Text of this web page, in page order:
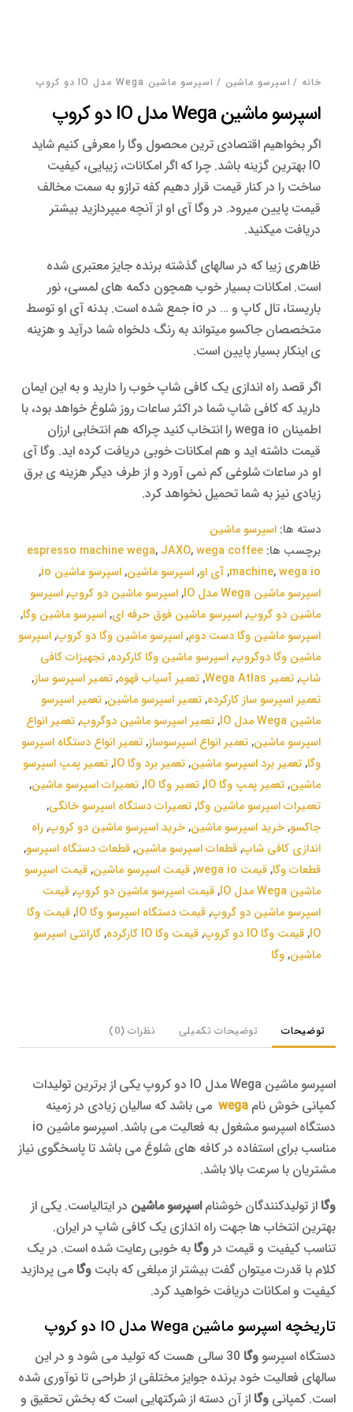
خانه / اسپرسو‌ ماشین / اسپرسو ماشین Wega مدل IO دو کروپ
اسپرسو ماشین Wega مدل IO دو کروپ
اگر بخواهیم اقتصادی ترین محصول وگا را معرفی کنیم شاید
IO بهترین گزینه باشد. چرا که اگر امکانات، زیبایی، کیفیت
ساخت را در کنار قیمت قرار دهیم کفه ترازو به سمت مخالف
قیمت پایین میرود. در وگا آی او از آنچه میپردازید بیشتر
دریافت میکنید.
ظاهری زیبا که در سالهای گذشته برنده جایز معتبری شده
است. امکانات بسیار خوب همچون دکمه های لمسی، نور
باریستا، تال کاپ و … در io جمع شده است. بدنه آی او توسط
متخصصان جاکسو میتواند به رنگ دلخواه شما درآید و هزینه
ی اینکار بسیار پایین است.
اگر قصد راه اندازی یک کافی شاپ خوب را دارید و به این ایمان
دارید که کافی شاپ شما در اکثر ساعات روز شلوغ خواهد بود، با
اطمینان wega io را انتخاب کنید چراکه هم انتخابی ارزان
قیمت داشته اید و هم امکانات خوبی دریافت کرده اید. وگا آی
او در ساعات شلوغی کم نمی آورد و از طرف دیگر هزینه ی برق
زیادی نیز به شما تحمیل نخواهد کرد.
دسته ها: اسپرسو‌ ماشین
برچسب ها:
espresso machine wega, JAXO,wega coffee
machine,wega io
, آی او, اسپرسو ماشین, اسپرسو ماشین io
,
اسپرسو ماشین Wega مدل IO
, اسپرسو ماشین دو کروپ, اسپرسو
ماشین دو گروپ, اسپرسو ماشین فوق حرفه ای, اسپرسو ماشین وگا,
اسپرسو ماشین وگا دست دوم, اسپرسو ماشین وگا دو کروپ, اسپرسو
ماشین وگا دوگروپ, اسپرسو ماشین وگا کارکرده, تجهیزات کافی
شاپ, تعمیر Wega Atlas , تعمیر آسیاب قهوه, تعمیر اسپرسو ساز,
تعمیر اسپرسو ساز کارکرده, تعمیر اسپرسو ماشین, تعمیر اسپرسو
ماشین Wega مدل IO
, تعمیر اسپرسو ماشین دوگروپ, تعمیر انواع
اسپرسو ماشین, تعمیر انواع اسپرسوساز, تعمیر انواع دستگاه اسپرسو
وگا, تعمیر برد اسپرسو ماشین, تعمیر برد وگا IO , تعمیر پمپ اسپرسو
ماشین, تعمیر پمپ وگا IO , تعمیر وگا IO , تعمیرات اسپرسو ماشین,
تعمیرات اسپرسو ماشین وگا, تعمیرات دستگاه اسپرسو خانگی,
جاکسو, خرید اسپرسو ماشین, خرید اسپرسو ماشین دو کروپ, راه
اندازی کافی شاپ, قطعات اسپرسو ماشین, قطعات دستگاه اسپرسو,
قطعات وگا, قیمت wega io , قیمت اسپرسو ماشین, قیمت اسپرسو
ماشین Wega مدل IO
, قیمت اسپرسو ماشین دو کروپ, قیمت
اسپرسو ماشین دو گروپ, قیمت دستگاه اسپرسو وگا IO , قیمت وگا
IO
, قیمت وگا IO دو کروپ , قیمت وگا IO کارکرده , گارانتی اسپرسو
ماشین, وگا
توضیحات توضیحات تکمیلی نظرات (0)
اسپرسو ماشین Wega مدل IO دو کروپ یکی از برترین تولیدات
کمپانی خوش نامwega می باشد که سالیان زیادی در زمینه
دستگاه اسپرسو مشغول به فعالیت می باشد. اسپرسو ماشین io
مناسب برای استفاده در کافه های شلوغ می باشد تا پاسخگوی نیاز
مشتریان با سرعت بالا باشد.
وگا از تولیدکنندگان خوشناماسپرسو ماشین در ایتالیاست. یکی از
بهترین انتخاب ها جهت راه اندازی یک کافی شاپ در ایران.
تناسب کیفیت و قیمت دروگا به خوبی رعایت شده است. در یک
کلام با قدرت میتوان گفت بیشتر از مبلغی که بابتوگا می پردازید
کیفیت و امکانات دریافت خواهید کرد.
تاریخچه اسپرسو ماشین Wega مدل IO دو کروپ
دستگاه اسپرسووگا
30 سالی هست که تولید می شود و در این
سالهای فعالیت خود برنده جوایز مختلفی از طراحی تا نوآوری شده
است. کمپانیوگا از آن دسته از شرکتهایی است که بخش تحقیق و